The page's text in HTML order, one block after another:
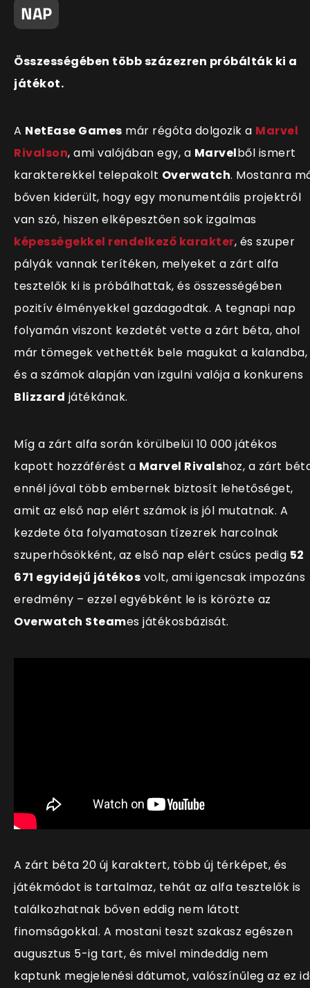
NAP
Összességében több százezren próbálták ki a
játékot.
A NetEase Games már régóta dolgozik a Marvel
Rivalson, ami valójában egy, a Marvelből ismert
karakterekkel telepakolt Overwatch. Mostanra
bőven kiderült, hogy egy monumentális projektről
van szó, hiszen elképesztően sok izgalmas
képességekkel rendelkező karakter, és szuper
pályák vannak terítéken, melyeket a zárt alfa
tesztelők ki is próbálhattak, és összességében
pozitív élményekkel gazdagodtak. A tegnapi nap
folyamán viszont kezdetét vette a zárt béta, ahol
már tömegek vethették bele magukat a kalandba,
és a számok alapján van izgulni valója a konkurens
Blizzard játékának.
Míg a zárt alfa során körülbelül 10 000 játékos
kapott hozzáférést a Marvel Rivalshoz, a zárt
ennél jóval több embernek biztosít lehetőséget,
amit az első nap elért számok is jól mutatnak. A
kezdete óta folyamatosan tízezrek harcolnak
szuperhősökként, az első nap elért csúcs pedig 52
671 egyidejű játékos volt, ami igencsak impozáns
eredmény – ezzel egyébként le is körözte az
Overwatch Steames játékosbázisát.
A zárt béta 20 új karaktert, több új térképet, és
játékmódot is tartalmaz, tehát az alfa tesztelők is
találkozhatnak bőven eddig nem látott
finomságokkal. A mostani teszt szakasz egészen
augusztus 5-ig tart, és mivel mindeddig nem
kaptunk megjelenési dátumot, valószínűleg az ez